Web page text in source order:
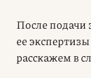
После
ее
расскажем в